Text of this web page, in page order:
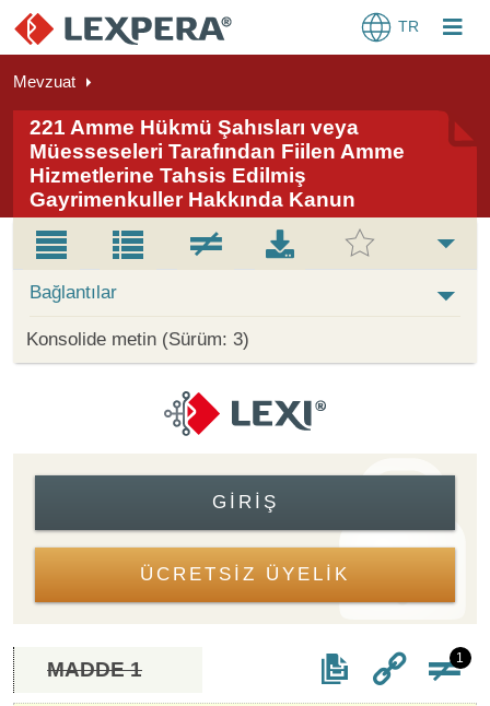
TR
Mevzuat
221 Amme Hükmü Şahısları veya
Müesseseleri Tarafından Fiilen Amme
Hizmetlerine Tahsis Edilmiş
Gayrimenkuller Hakkında Kanun
Bağlantılar
Konsolide metin (Sürüm: 3)
GIRIŞ
ÜCRETSİZ ÜYELİK
MADDE 1 1